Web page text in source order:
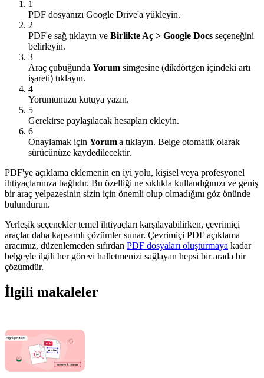
1
PDF dosyanızı Google Drive'a yükleyin.
2
PDF'e sağ tıklayın ve Birlikte Aç > Google Docs seçeneğini
belirleyin.
3
Araç çubuğunda Yorum simgesine (dikdörtgen içindeki artı
işareti) tıklayın.
4
Yorumunuzu kutuya yazın.
5
Gerekirse paylaşılacak hesapları ekleyin.
6
Onaylamak için Yorum'a tıklayın. Belge otomatik olarak
sürücünüze kaydedilecektir.
PDF'ye açıklama eklemenin en iyi yolu, kişisel veya profesyonel
ihtiyaçlarınıza bağlıdır. Bu özelliği ne sıklıkla kullandığınızı ve geniş
bir araç yelpazesinin sizin için önemli olup olmadığını göz önünde
bulundurun.
Yerleşik seçenekler temel ihtiyaçları karşılayabilirken, çevrimiçi
araçlar daha kapsamlı çözümler sunar. Çevrimiçi PDF açıklama
aracımız, düzenlemeden sıfırdan PDF dosyaları oluşturmaya kadar
belgeyle ilgili her görevi halletmenizi sağlayan hepsi bir arada bir
çözümdür.
İlgili makaleler